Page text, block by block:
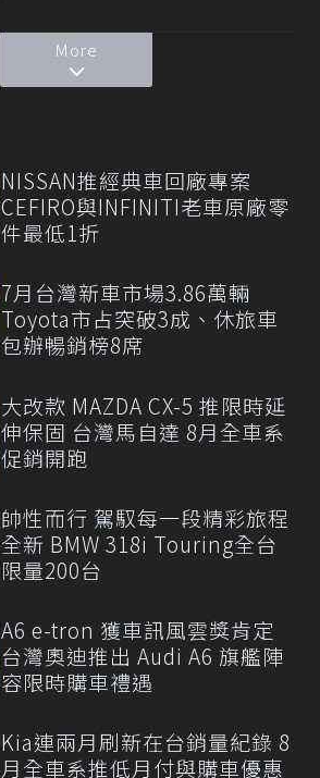
More
NISSAN推經典車回廠專案
CEFIRO與INFINITI老車原廠零
件最低1折
7月台灣新車市場3.86萬輛
Toyota市占突破3成、休旅車
包辦暢銷榜8席
大改款 MAZDA CX-5 推限時延
伸保固 台灣馬自達 8月全車系
促銷開跑
帥性而行 駕馭每一段精彩旅程
全新 BMW 318i Touring全台
限量200台
A6 e-tron 獲車訊風雲獎肯定
台灣奧迪推出 Audi A6 旗艦陣
容限時購車禮遇
Kia連兩月刷新在台銷量紀錄 8
月全車系推低月付與購車優惠